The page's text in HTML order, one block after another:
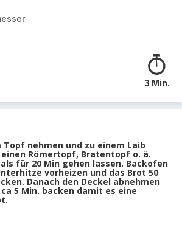
3 Min.
Topf nehmen und zu einem Laib
Römertopf, Bratentopf o. ä.
für 20 Min gehen lassen. Backofen
vorheizen und das Brot 50
Danach den Deckel abnehmen
5 Min. backen damit es eine